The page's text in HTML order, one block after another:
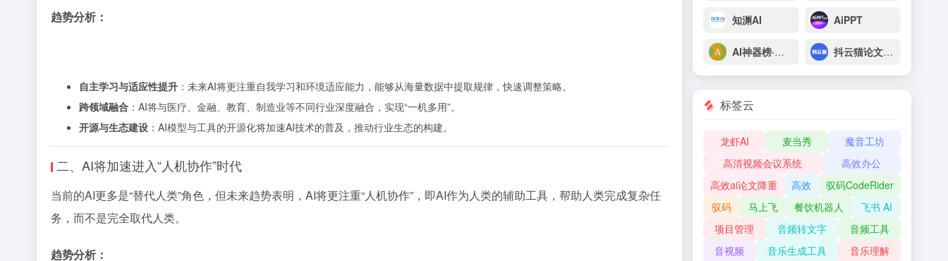
趋势分析：
自主学习与适应性提升 ：未来AI将更注重自我学习和环境适应能力，能够从海量数据中提取规律，快速调整策略。
跨领域融合 ：AI将与医疗、金融、教育、制造业等不同行业深度融合，实现“一机多用”。
开源与生态建设 ：AI模型与工具的开源化将加速AI技术的普及，推动行业生态的构建。
二、AI将加速进入“人机协作”时代
当前的AI更多是“替代人类”角色，但未来趋势表明，AI将更注重“人机协作”，即AI作为人类的辅助工具，帮助人类完成复杂任
务，而不是完全取代人类。
趋势分析：
知渊AI AiPPT
AI神器榜·脑榜 抖云猫论文AI助手
标签云
龙虾AI 麦当秀
魔音工坊
高清视频会议系统
高效办公
高效ai论文降重
高效
驭码CodeRider
驭码
马上飞 餐饮机器人
飞书 AI
项目管理
音频转文字
音频工具
音视频
音乐生成工具
音乐理解